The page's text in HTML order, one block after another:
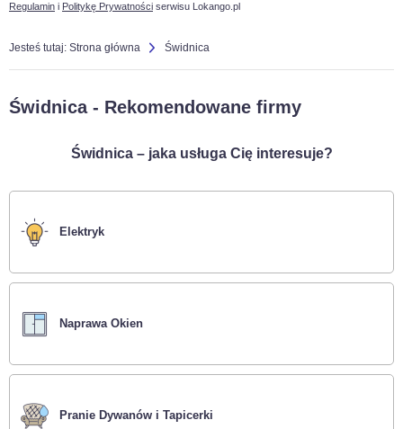
Regulamin i Politykę Prywatności serwisu Lokango.pl
Jesteś tutaj: Strona główna Świdnica
Świdnica - Rekomendowane firmy
Świdnica – jaka usługa Cię interesuje?
Elektryk
Naprawa Okien
Pranie Dywanów i Tapicerki